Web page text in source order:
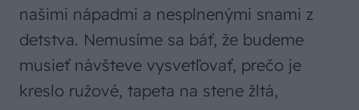
našimi nápadmi a nesplnenými snami z
detstva. Nemusíme sa báť, že budeme
musieť návšteve vysvetľovať, prečo je
kreslo ružové, tapeta na stene žltá,